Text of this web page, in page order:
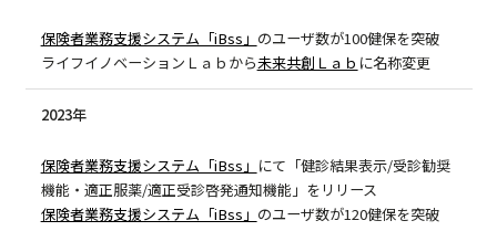
保険者業務支援システム「iBss」 のユーザ数が100健保を突破
ライフイノベーションＬａｂから未来共創Ｌａｂ に名称変更
2023年
保険者業務支援システム「iBss」 にて「健診結果表示/受診勧奨
機能・適正服薬/適正受診啓発通知機能」をリリース
保険者業務支援システム「iBss」 のユーザ数が120健保を突破